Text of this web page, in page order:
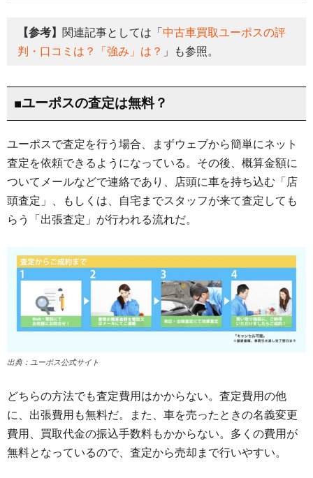
【参考】 関連記事としては「 中古車買取ユーポスの評
判・口コミは？「強み」は？ 」も参照。
■ユーポスの査定は無料？
ユーポスで査定を行う場合、まずウェブから簡単にネット
査定を依頼できるようになっている。その後、概算金額に
ついてメールなどで連絡であり、店頭に車を持ち込む「店
頭査定」、もしくは、自宅までスタッフが来て査定しても
らう「出張査定」が行われる流れだ。
出典：ユーポス公式サイト
どちらの方法でも査定費用はかからない。査定費用の他
に、出張費用も無料だ。また、車を売ったときの名義変更
費用、買取代金の振込手数料もかからない。多くの費用が
無料となっているので、査定から売却まで行いやすい。